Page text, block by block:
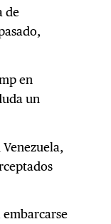
de
en
un
embarcarse